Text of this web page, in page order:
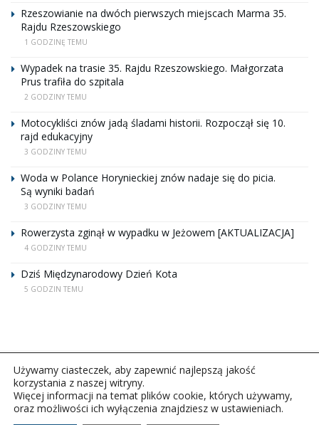
Rzeszowianie na dwóch pierwszych miejscach Marma 35.
Rajdu Rzeszowskiego
1 GODZINĘ TEMU
Wypadek na trasie 35. Rajdu Rzeszowskiego. Małgorzata
Prus trafiła do szpitala
2 GODZINY TEMU
Motocykliści znów jadą śladami historii. Rozpoczął się 10.
rajd edukacyjny
3 GODZINY TEMU
Woda w Polance Horynieckiej znów nadaje się do picia.
Są wyniki badań
3 GODZINY TEMU
Rowerzysta zginął w wypadku w Jeżowem [AKTUALIZACJA]
4 GODZINY TEMU
Dziś Międzynarodowy Dzień Kota
5 GODZIN TEMU
Copyright © 2026Polskie Radio Rzeszów S.A. w likwidacj.
Używamy ciasteczek, aby zapewnić najlepszą jakość
korzystania z naszej witryny.
Więcej informacji na temat plików cookie, których używamy,
oraz możliwości ich wyłączenia znajdziesz w ustawieniach.